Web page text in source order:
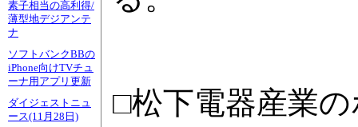
素子相当の高利得/
薄型地デジアンテ
ナ
ソフトバンクBBの
iPhone向けTVチュ
ーナ用アプリ更新
ダイジェストニュ
ース(11月28日)
□松下電器産業